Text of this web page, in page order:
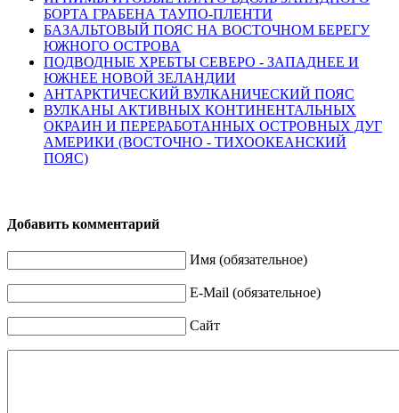
БОРТА ГРАБЕНА ТАУПО-ПЛЕНТИ
БАЗАЛЬТОВЫЙ ПОЯС НА ВОСТОЧНОМ БЕРЕГУ
ЮЖНОГО ОСТРОВА
ПОДВОДНЫЕ ХРЕБТЫ СЕВЕРО - ЗАПАДНЕЕ И
ЮЖНЕЕ НОВОЙ ЗЕЛАНДИИ
АНТАРКТИЧЕСКИЙ ВУЛКАНИЧЕСКИЙ ПОЯС
ВУЛКАНЫ АКТИВНЫХ КОНТИНЕНТАЛЬНЫХ
ОКРАИН И ПЕРЕРАБОТАННЫХ ОСТРОВНЫХ ДУГ
АМЕРИКИ (ВОСТОЧНО - ТИХООКЕАНСКИЙ
ПОЯС)
Добавить комментарий
Имя (обязательное)
E-Mail (обязательное)
Сайт